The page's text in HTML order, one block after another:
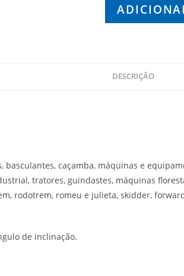
DESCRIÇÃO
caçamba, máquinas e
tratores, guindastes, máquinas
rodotrem, romeu e julieta, skidder,
de inclinação.